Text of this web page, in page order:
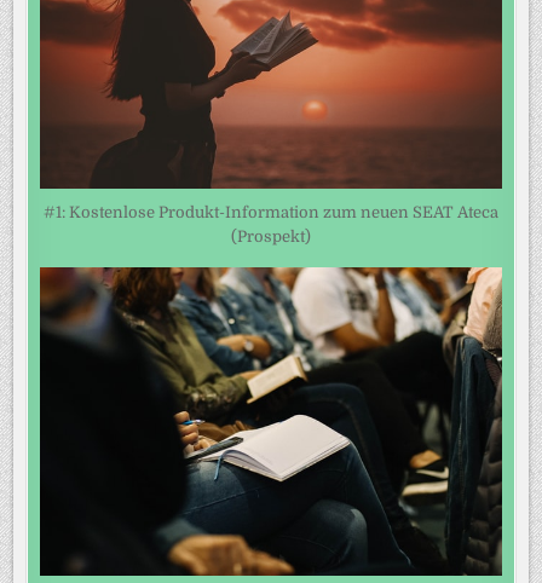
#1: Kostenlose Produkt-Information zum neuen SEAT Ateca
(Prospekt)